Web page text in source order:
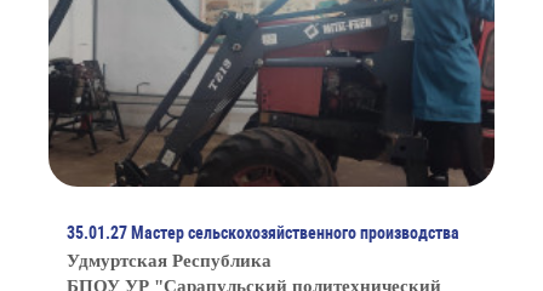
35.01.27 Мастер сельскохозяйственного производства
Удмуртская Республика
БПОУ УР "Сарапульский политехнический